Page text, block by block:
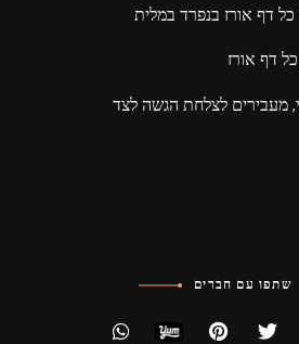
דף אורז בנפרד במלית
דף אורז
מעבירים לצלחת הגשה לצד
שתפו עם חברים